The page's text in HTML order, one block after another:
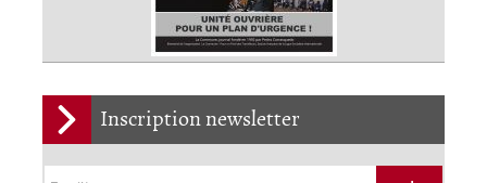
Inscription newsletter